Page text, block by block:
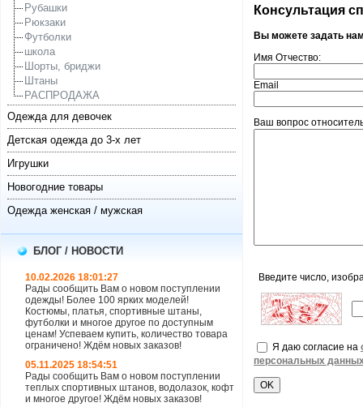
Рубашки
Рюкзаки
Футболки
школа
Шорты, бриджи
Штаны
РАСПРОДАЖА
Одежда для девочек
Детская одежда до 3-х лет
Игрушки
Новогодние товары
Одежда женская / мужская
БЛОГ / НОВОСТИ
10.02.2026 18:01:27
Рады сообщить Вам о новом поступлении
одежды! Более 100 ярких моделей!
Костюмы, платья, спортивные штаны,
футболки и многое другое по доступным
ценам! Успеваем купить, количество товара
ограничено! Ждём новых заказов!
05.11.2025 18:54:51
Рады сообщить Вам о новом поступлении
теплых спортивных штанов, водолазок, кофт
и многое другое! Ждём новых заказов!
Консультация
Вы можете задать
Имя Отчество:
Email
Ваш вопрос
Введите число,
Я даю согласие на
персональных